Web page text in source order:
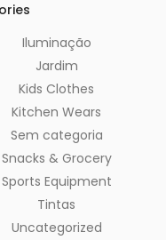
Iluminação
Jardim
Kids Clothes
Kitchen Wears
Sem categoria
Snacks & Grocery
Sports Equipment
Tintas
Uncategorized